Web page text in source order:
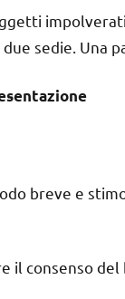
sedie. Una
breve e
il consenso